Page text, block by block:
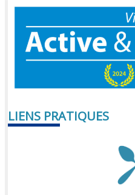
LIENS PRATIQUES